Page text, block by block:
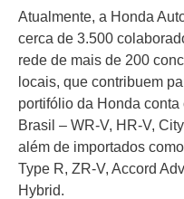
Atualmente, a Honda
cerca de 3.500
rede de mais de 200
locais, que contribuem
portifólio da Honda
Brasil – WR-V, HR-V,
além de importados
Type R, ZR-V, Accord
Hybrid.